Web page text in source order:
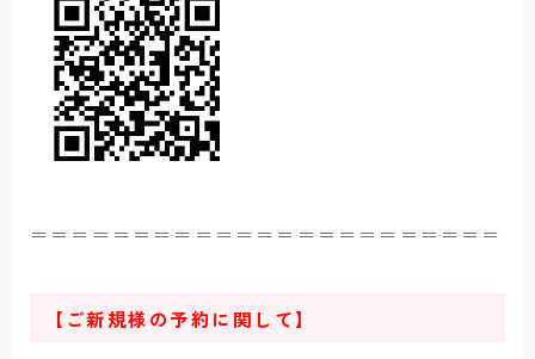
＝＝＝＝＝＝＝＝＝＝＝＝＝＝＝＝＝＝＝＝＝＝＝
【ご新規様の予約に関して】